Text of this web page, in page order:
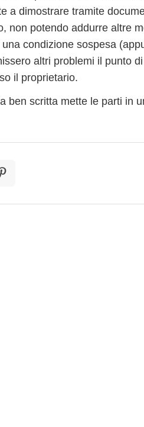
a dimostrare tramite
non potendo addurre altre
condizione sospesa
altri problemi il punto
il proprietario.
ben scritta mette le parti in